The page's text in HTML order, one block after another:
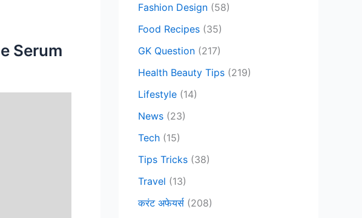
Serum
r
:
Fashion Design (58)
Food Recipes (35)
GK Question (217)
Health Beauty Tips (219)
Lifestyle (14)
News (23)
Tech (15)
Tips Tricks (38)
Travel (13)
करंट अफेयर्स (208)